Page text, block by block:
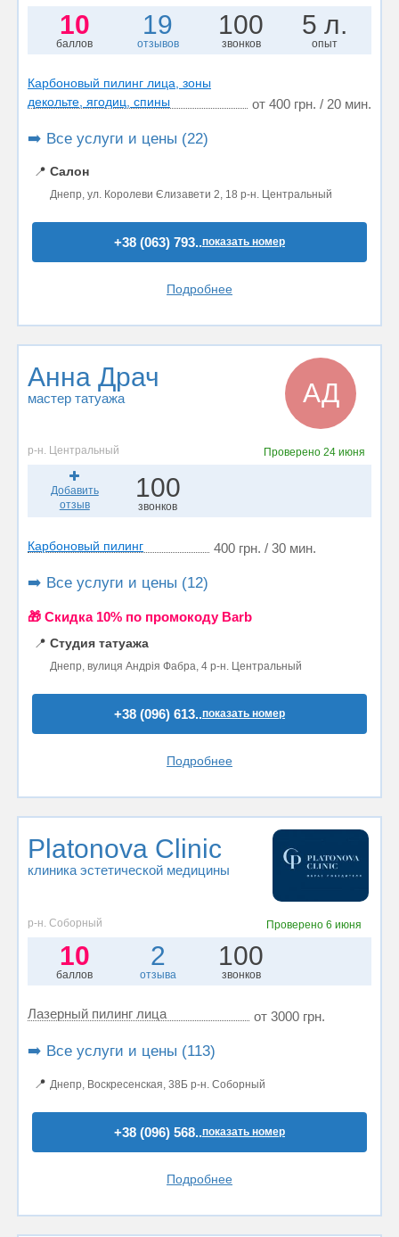
10
баллов
19
отзывов
100
звонков
5 л.
опыт
Карбоновый пилинг лица, зоны
декольте, ягодиц, спины
от 400 грн. / 20 мин.
➡️ Все услуги и цены (22)
📍 Салон
Днепр, ул. Королеви Єлизавети 2, 18 р-н. Центральный
+38 (063) 793..показать номер
Подробнее
Анна Драч
мастер татуажа АД
р-н. Центральный Проверено 24 июня
Добавить
отзыв
100
звонков
Карбоновый пилинг 400 грн. / 30 мин.
➡️ Все услуги и цены (12)
🎁 Cкидка 10% по промокоду Barb
📍 Студия татуажа
Днепр, вулиця Андрія Фабра, 4 р-н. Центральный
+38 (096) 613..показать номер
Подробнее
Platonova Clinic
клиника эстетической медицины
р-н. Соборный Проверено6 июня
10
баллов
2
отзыва
100
звонков
Лазерный пилинг лица от 3000 грн.
➡️ Все услуги и цены (113)
📍 Днепр, Воскресенская, 38Б р-н. Соборный
+38 (096) 568..показать номер
Подробнее